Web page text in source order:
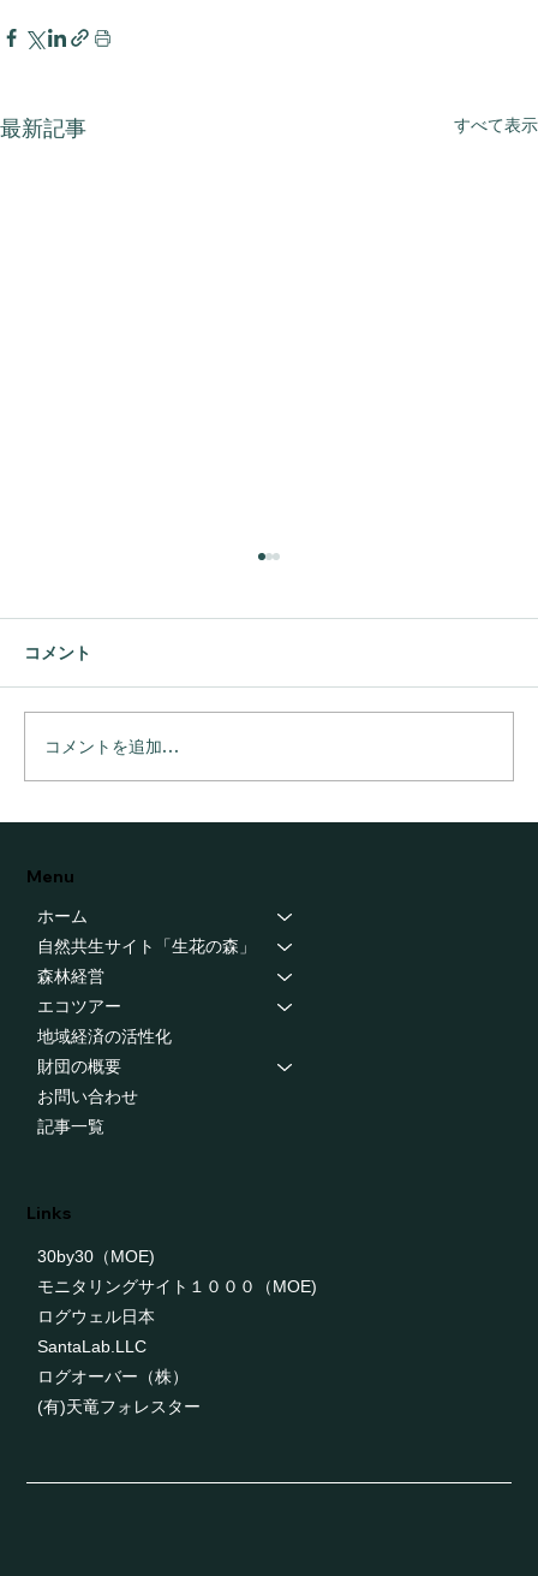
最新記事 すべて表示
フォレスターズフォーラム
コメント
コメントを追加…
Links
30by30（MOE)
モニタリングサイト１０００（MOE)
ログウェル日本
SantaLab.LLC
ログオーバー（株）
(有)天竜フォレスター
Menu
ホーム
自然共生サイト「生花の森」
森林経営
エコツアー
地域経済の活性化
財団の概要
お問い合わせ
記事一覧